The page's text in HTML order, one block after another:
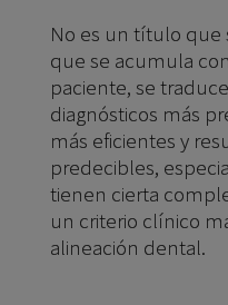
No es un título que
que se acumula
paciente, se
diagnósticos más
más eficientes y
predecibles,
tienen cierta
un criterio clínico
alineación dental.